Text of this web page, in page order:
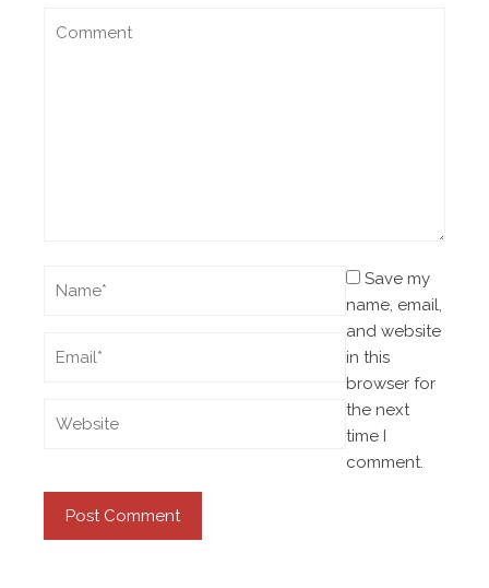
Save my
name, email,
and website
in this
browser for
the next
time I
comment.